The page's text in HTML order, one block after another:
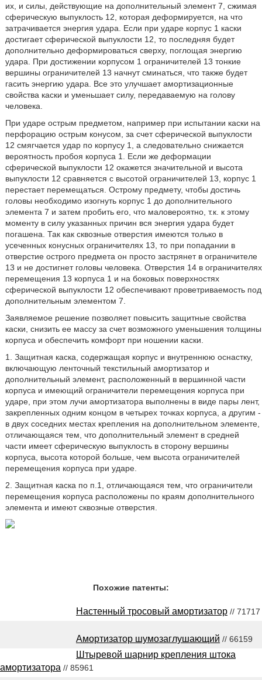
их, и силы, действующие на дополнительный элемент 7, сжимая
сферическую выпуклость 12, которая деформируется, на что
затрачивается энергия удара. Если при ударе корпус 1 каски
достигает сферической выпуклости 12, то последняя будет
дополнительно деформироваться сверху, поглощая энергию
удара. При достижении корпусом 1 ограничителей 13 тонкие
вершины ограничителей 13 начнут сминаться, что также будет
гасить энергию удара. Все это улучшает амортизационные
свойства каски и уменьшает силу, передаваемую на голову
человека.
При ударе острым предметом, например при испытании каски на
перфорацию острым конусом, за счет сферической выпуклости
12 смягчается удар по корпусу 1, а следовательно снижается
вероятность пробоя корпуса 1. Если же деформации
сферической выпуклости 12 окажется значительной и высота
выпуклости 12 сравняется с высотой ограничителей 13, корпус 1
перестает перемещаться. Острому предмету, чтобы достичь
головы необходимо изогнуть корпус 1 до дополнительного
элемента 7 и затем пробить его, что маловероятно, т.к. к этому
моменту в силу указанных причин вся энергия удара будет
погашена. Так как сквозные отверстия имеются только в
усеченных конусных ограничителях 13, то при попадании в
отверстие острого предмета он просто застрянет в ограничителе
13 и не достигнет головы человека. Отверстия 14 в ограничителях
перемещения 13 корпуса 1 и на боковых поверхностях
сферической выпуклости 12 обеспечивают проветриваемость под
дополнительным элементом 7.
Заявляемое решение позволяет повысить защитные свойства
каски, снизить ее массу за счет возможного уменьшения толщины
корпуса и обеспечить комфорт при ношении каски.
1. Защитная каска, содержащая корпус и внутреннюю оснастку,
включающую ленточный текстильный амортизатор и
дополнительный элемент, расположенный в вершинной части
корпуса и имеющий ограничители перемещения корпуса при
ударе, при этом лучи амортизатора выполнены в виде пары лент,
закрепленных одним концом в четырех точках корпуса, а другим -
в двух соседних местах крепления на дополнительном элементе,
отличающаяся тем, что дополнительный элемент в средней
части имеет сферическую выпуклость в сторону вершины
корпуса, высота которой больше, чем высота ограничителей
перемещения корпуса при ударе.
2. Защитная каска по п.1, отличающаяся тем, что ограничители
перемещения корпуса расположены по краям дополнительного
элемента и имеют сквозные отверстия.
Похожие патенты:
Настенный тросовый амортизатор // 71717
Амортизатор шумозаглушающий // 66159
Штыревой шарнир крепления штока
амортизатора // 85961